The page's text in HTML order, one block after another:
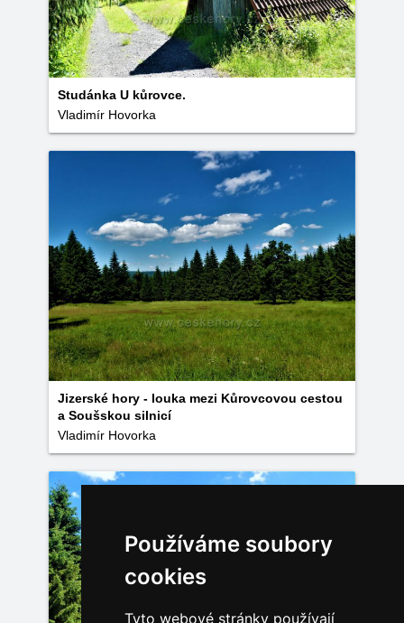
Používáme soubory
cookies
Tyto webové stránky používají
Studánka U kůrovce.
Vladimír Hovorka
Jizerské hory - louka mezi Kůrovcovou cestou
a Soušskou silnicí
Vladimír Hovorka